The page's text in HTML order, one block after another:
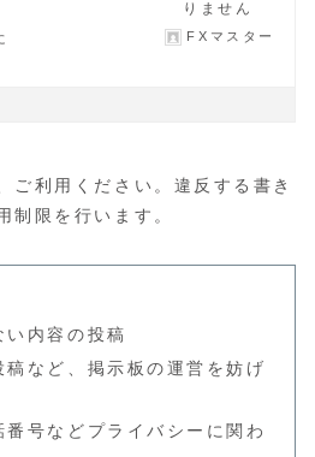
りません
FXマスター
ご利用ください。違反する書き
制限を行います。
い内容の投稿
稿など、掲示板の運営を妨げ
番号などプライバシーに関わ